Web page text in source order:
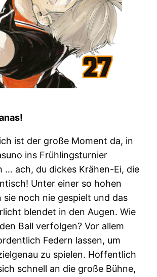
ist der große Moment da, in
ins Frühlingsturnier
… ach, du dickes Krähen-Ei, die
Unter einer so hohen
sie noch nie gespielt und das
blendet in den Augen. Wie
Ball verfolgen? Vor allem
Federn lassen, um
zu spielen. Hoffentlich
schnell an die große Bühne,